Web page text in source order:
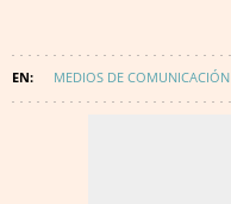
MEDIOS DE COMUNICACIÓN